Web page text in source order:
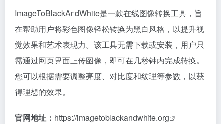
ImageToBlackAndWhite是一款在线图像转换工具，旨
在帮助用户将彩色图像轻松转换为黑白风格，以提升视
觉效果和艺术表现力。该工具无需下载或安装，用户只
需通过网页界面上传图像，即可在几秒钟内完成转换。
您可以根据需要调整亮度、对比度和纹理等参数，以获
得理想的效果。
官网地址： https://imagetoblackandwhite.org